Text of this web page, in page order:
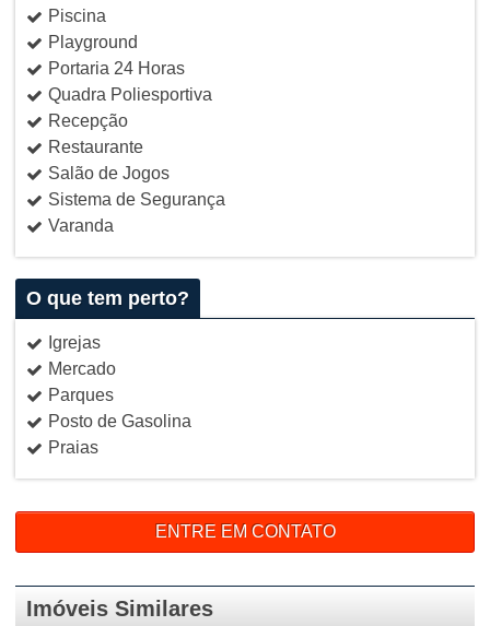
Piscina
Playground
Portaria 24 Horas
Quadra Poliesportiva
Recepção
Restaurante
Salão de Jogos
Sistema de Segurança
Varanda
O que tem perto?
Igrejas
Mercado
Parques
Posto de Gasolina
Praias
ENTRE EM CONTATO
Imóveis Similares